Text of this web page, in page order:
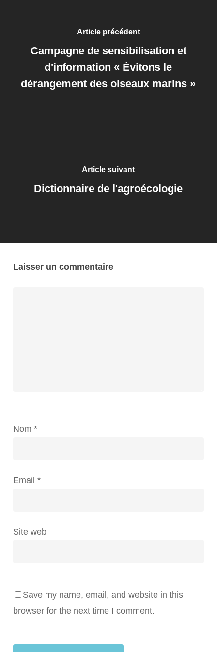
Article précédent
Campagne de sensibilisation et
d'information « Évitons le
dérangement des oiseaux marins »
Article suivant
Dictionnaire de l'agroécologie
Laisser un commentaire
Nom *
Email *
Site web
Save my name, email, and website in this
browser for the next time I comment.